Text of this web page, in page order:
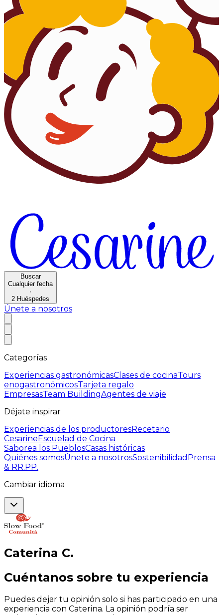
Buscar
Cualquier fecha
·
2 Huéspedes
Únete a nosotros
Categorías
Experiencias gastronómicasClases de cocinaTours
enogastronómicosTarjeta regalo
EmpresasTeam BuildingAgentes de viaje
Déjate inspirar
Experiencias de los productoresRecetario
CesarineEscuelad de Cocina
Saborea los PueblosCasas históricas
Quiénes somosÚnete a nosotrosSostenibilidad Prensa
& RR.PP.
Cambiar idioma
Caterina C.
Cuéntanos sobre tu experiencia
Puedes dejar tu opinión solo si has participado en una
experiencia con Caterina. La opinión podría ser